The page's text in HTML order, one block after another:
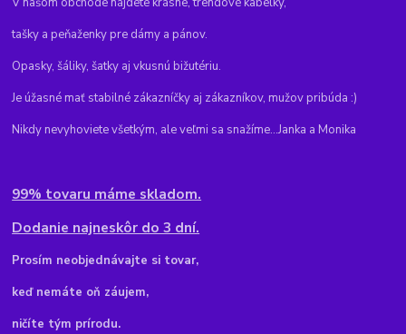
tašky a peňaženky pre dámy a pánov.
Opasky, šáliky, šatky aj vkusnú bižutériu.
Je úžasné mať stabilné zákazníčky aj zákazníkov, mužov pribúda :)
Nikdy nevyhoviete všetkým, ale veľmi sa snažíme...Janka a Monika
99% tovaru máme skladom.
Dodanie najneskôr do 3 dní.
Prosím neobjednávajte si tovar,
keď nemáte oň záujem,
ničíte tým prírodu.